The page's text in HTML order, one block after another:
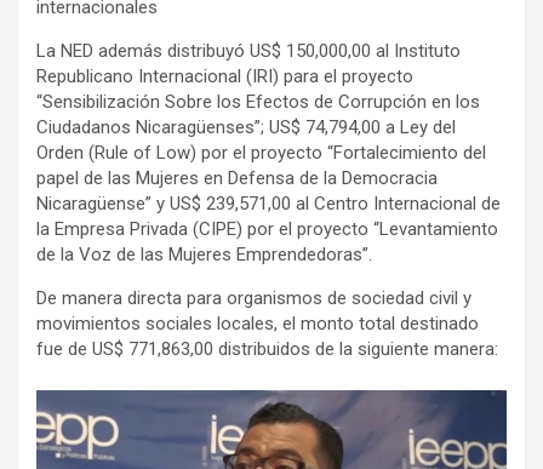
internacionales
La NED además distribuyó US$ 150,000,00 al Instituto
Republicano Internacional (IRI) para el proyecto
“Sensibilización Sobre los Efectos de Corrupción en los
Ciudadanos Nicaragüenses”; US$ 74,794,00 a Ley del
Orden (Rule of Low) por el proyecto “Fortalecimiento del
papel de las Mujeres en Defensa de la Democracia
Nicaragüense” y US$ 239,571,00 al Centro Internacional de
la Empresa Privada (CIPE) por el proyecto “Levantamiento
de la Voz de las Mujeres Emprendedoras”.
De manera directa para organismos de sociedad civil y
movimientos sociales locales, el monto total destinado
fue de US$ 771,863,00 distribuidos de la siguiente manera: